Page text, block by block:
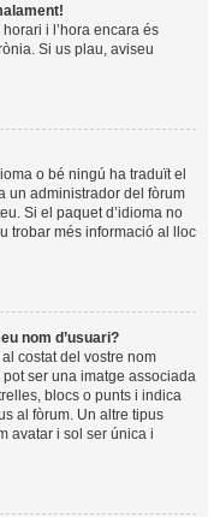
i l’hora encara és
Si us plau, aviseu
o bé ningú ha traduït el
un administrador del fòrum
Si el paquet d’idioma no
trobar més informació al lloc
nom d’usuari?
costat del vostre nom
ser una imatge associada
blocs o punts i indica
al fòrum. Un altre tipus
avatar i sol ser única i